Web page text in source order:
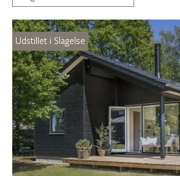
Udstillet i Slagelse